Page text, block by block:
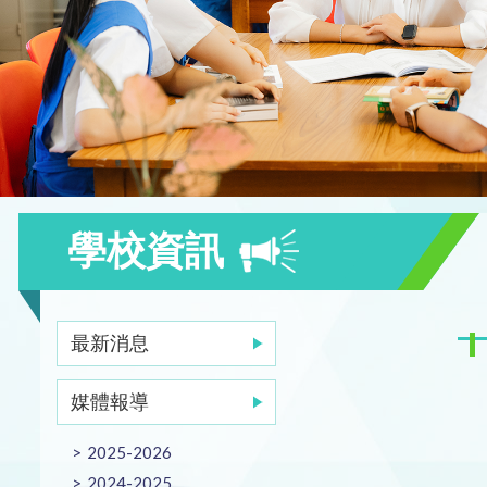
學校資訊
最新消息
媒體報導
2025-2026
2024-2025